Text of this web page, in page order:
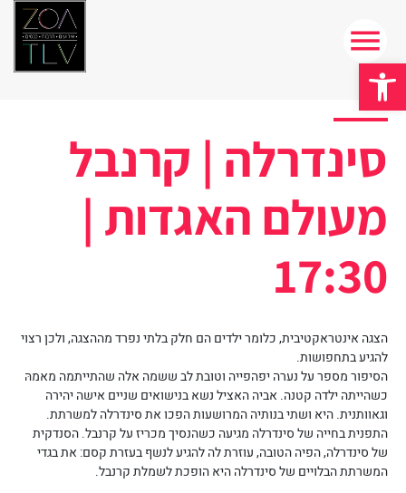
פתח סרגל נגישות
סינדרלה | קרנבל
מעולם האגדות |
17:30
הצגה אינטראקטיבית, כלומר ילדים הם חלק בלתי נפרד מההצגה, ולכן רצוי
להגיע בתחפושות.
הסיפור מספר על נערה יפהפייה וטובת לב ששמה אלה שהתייתמה מאמהּ
כשהייתה ילדה קטנה. אביה האציל נשא בנישואים שניים אישה יהירה
וגאוותנית. היא ושתי בנותיה המרושעות הפכו את סינדרלה למשרתת.
התפנית בחייה של סינדרלה מגיעה כשהנסיך מכריז על קרנבל. הסנדקית
של סינדרלה, הפיה הטובה, עוזרת לה להגיע לנשף בעזרת קסם: את בגדי
המשרתת הבלויים של סינדרלה היא הופכת לשמלת קרנבל.